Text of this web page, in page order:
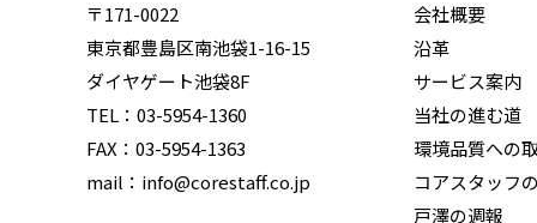
〒171-0022
東京都豊島区南池袋1-16-15
ダイヤゲート池袋8F
TEL：03-5954-1360
FAX：03-5954-1363
mail：info@corestaff.co.jp
会社概要
沿革
サービス案内
当社の進む道
環境品質への
コアスタッフ
戸澤の週報